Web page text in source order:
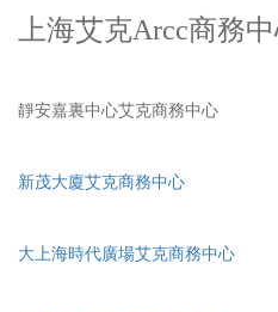
上海艾克Arcc商務
靜安嘉裏中心艾克商務中心
新茂大廈艾克商務中心
大上海時代廣場艾克商務中心